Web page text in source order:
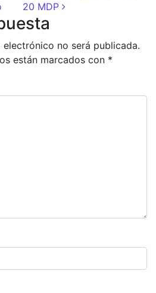
20 MDP
no será publicada.
están marcados con *